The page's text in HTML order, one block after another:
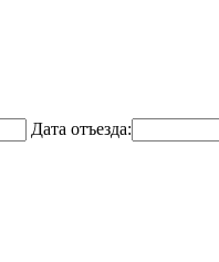
Дата отъезда: